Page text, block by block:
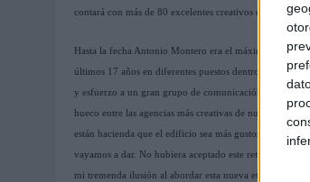
contará con más de 80 excelentes creativos entusiastas
Hasta la fecha Antonio Montero era el máximo
últimos 17 años en diferentes puestos dentro del área
y esfuerzo a un gran grupo de comunicación, bajo mi
hueco entre las agencias más creativas de nuestro país
están hacienda que el edificio sea más gustoso de
vayamos a dar. No hubiera aceptado este reto si no
mi tremenda ilusión al abordar esta nueva etapa.